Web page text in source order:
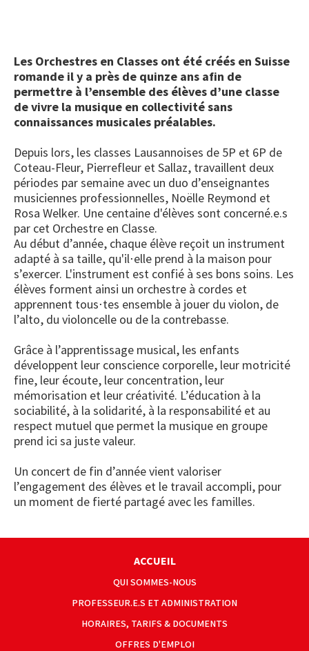
Les Orchestres en Classes ont été créés en Suisse
romande il y a près de quinze ans afin de
permettre à l’ensemble des élèves d’une classe
de vivre la musique en collectivité sans
connaissances musicales préalables.
Depuis lors, les classes Lausannoises de 5P et 6P de
Coteau-Fleur, Pierrefleur et Sallaz, travaillent deux
périodes par semaine avec un duo d’enseignantes
musiciennes professionnelles, Noëlle Reymond et
Rosa Welker. Une centaine d'élèves sont concerné.e.s
par cet Orchestre en Classe.
Au début d’année, chaque élève reçoit un instrument
adapté à sa taille, qu'il⋅elle prend à la maison pour
s’exercer. L'instrument est confié à ses bons soins. Les
élèves forment ainsi un orchestre à cordes et
apprennent tous⋅tes ensemble à jouer du violon, de
l’alto, du violoncelle ou de la contrebasse.
Grâce à l’apprentissage musical, les enfants
développent leur conscience corporelle, leur motricité
fine, leur écoute, leur concentration, leur
mémorisation et leur créativité. L’éducation à la
sociabilité, à la solidarité, à la responsabilité et au
respect mutuel que permet la musique en groupe
prend ici sa juste valeur.
Un concert de fin d’année vient valoriser
l’engagement des élèves et le travail accompli, pour
un moment de fierté partagé avec les familles.
ACCUEIL
QUI SOMMES-NOUS
PROFESSEUR.E.S ET ADMINISTRATION
HORAIRES, TARIFS & DOCUMENTS
OFFRES D'EMPLOI